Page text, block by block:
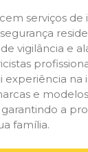
serviços de
vigilância e
experiência na
e
a
família.